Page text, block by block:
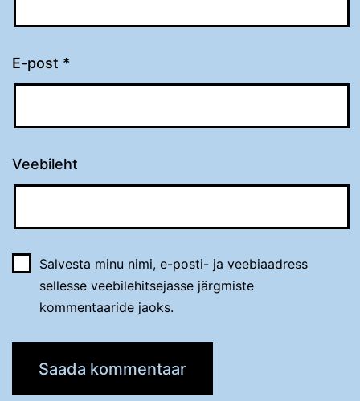
E-post *
Veebileht
Salvesta minu nimi, e-posti- ja veebiaadress
sellesse veebilehitsejasse järgmiste
kommentaaride jaoks.